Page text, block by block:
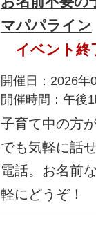
マパパライン
イベント終
開催日：2026年
開催時間：午後
子育て中の方
でも気軽に話
電話。お名前
軽にどうぞ！